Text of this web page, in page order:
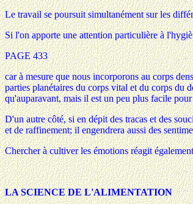
Le travail se poursuit simultanément sur les
Si l'on apporte une attention particulière à
PAGE 433
car à mesure que nous incorporons au corps
parties planétaires du corps vital et du corps du
qu'auparavant, mais il est un peu plus facile
D'un autre côté, si en dépit des tracas et des
et de raffinement; il engendrera aussi des
Chercher à cultiver les émotions réagit
LA SCIENCE DE L'ALIMENTATION